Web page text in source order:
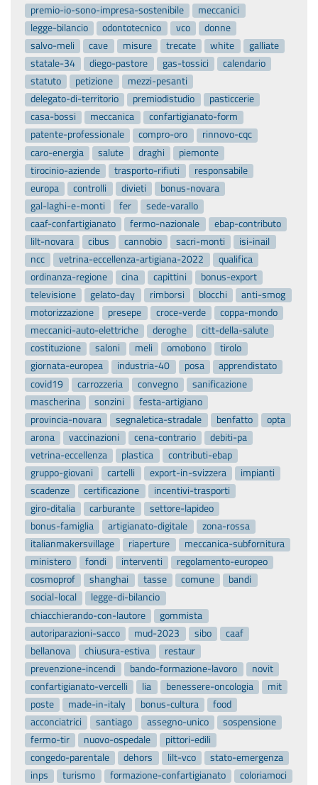
premio-io-sono-impresa-sostenibile
meccanici
legge-bilancio
odontotecnico vco
donne
salvo-meli
cave misure trecate white
galliate
statale-34
diego-pastore gas-tossici
calendario
statuto
petizione
mezzi-pesanti
delegato-di-territorio
premiodistudio
pasticcerie
casa-bossi
meccanica
confartigianato-form
patente-professionale
compro-oro
rinnovo-cqc
caro-energia
salute draghi
piemonte
tirocinio-aziende
trasporto-rifiuti
responsabile
europa
controlli divieti
bonus-novara
gal-laghi-e-monti
fer
sede-varallo
caaf-confartigianato
fermo-nazionale
ebap-contributo
lilt-novara
cibus cannobio sacri-monti
isi-inail
ncc
vetrina-eccellenza-artigiana-2022
qualifica
ordinanza-regione
cina capittini
bonus-export
televisione
gelato-day rimborsi blocchi
anti-smog
motorizzazione
presepe croce-verde
coppa-mondo
meccanici-auto-elettriche
deroghe
citt-della-salute
costituzione
saloni meli omobono
tirolo
giornata-europea
industria-40 posa
apprendistato
covid19
carrozzeria convegno
sanificazione
mascherina
sonzini
festa-artigiano
provincia-novara
segnaletica-stradale benfatto
opta
arona
vaccinazioni cena-contrario
debiti-pa
vetrina-eccellenza
plastica
contributi-ebap
gruppo-giovani
cartelli export-in-svizzera
impianti
scadenze
certificazione
incentivi-trasporti
giro-ditalia
carburante
settore-lapideo
bonus-famiglia
artigianato-digitale
zona-rossa
italianmakersvillage
riaperture
meccanica-subfornitura
ministero
fondi interventi
regolamento-europeo
cosmoprof
shanghai tasse comune
bandi
social-local
legge-di-bilancio
chiacchierando-con-lautore
gommista
autoriparazioni-sacco
mud-2023 sibo
caaf
bellanova
chiusura-estiva
restaur
prevenzione-incendi
bando-formazione-lavoro
novit
confartigianato-vercelli
lia benessere-oncologia
mit
poste
made-in-italy bonus-cultura
food
acconciatrici
santiago assegno-unico
sospensione
fermo-tir
nuovo-ospedale
pittori-edili
congedo-parentale
dehors lilt-vco
stato-emergenza
inps
turismo formazione-confartigianato
coloriamoci